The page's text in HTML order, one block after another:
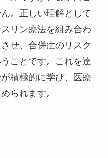
。正しい理解として
リン療法を組み合わ
せ、合併症のリスク
ことです。これを達
積極的に学び、医療
られます。